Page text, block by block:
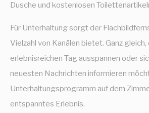
Dusche und kostenlosen
Für Unterhaltung sorgt der
Vielzahl von Kanälen bietet. Ganz gleich,
erlebnisreichen Tag ausspannen oder
neuesten Nachrichten informieren
Unterhaltungsprogramm auf dem
entspanntes Erlebnis.